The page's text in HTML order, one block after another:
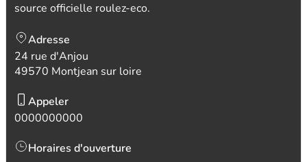
source officielle roulez-eco.
Adresse
24 rue d'Anjou
49570 Montjean sur loire
Appeler
0000000000
Horaires d'ouverture